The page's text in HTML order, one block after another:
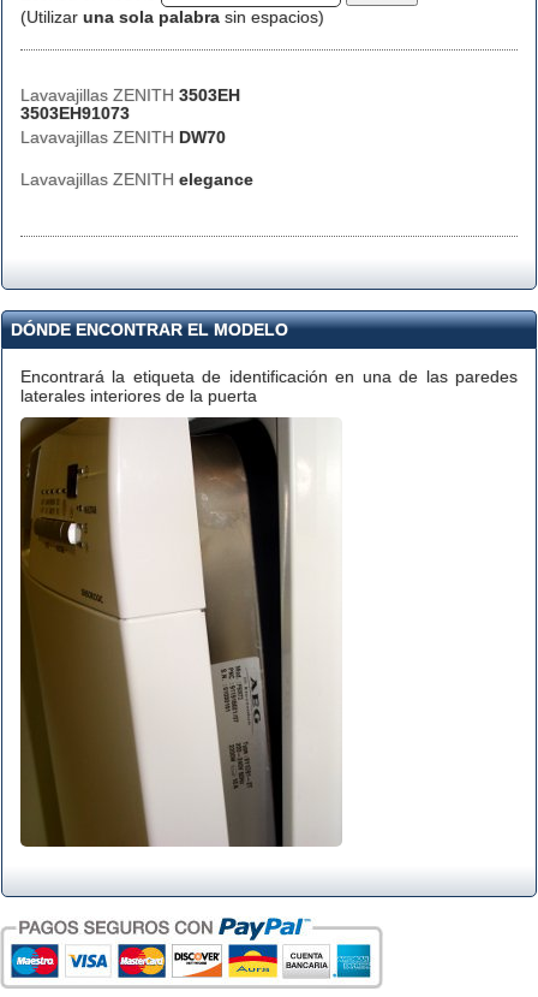
(Utilizar una sola palabra sin espacios)
Lavavajillas ZENITH 3503EH
3503EH91073
Lavavajillas ZENITH DW70
Lavavajillas ZENITH elegance
DÓNDE ENCONTRAR EL MODELO
Encontrará la etiqueta de identificación en una de las paredes
laterales interiores de la puerta